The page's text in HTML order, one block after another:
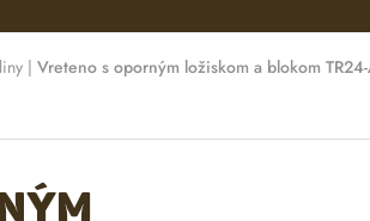
| Vreteno s oporným ložiskom a blokom